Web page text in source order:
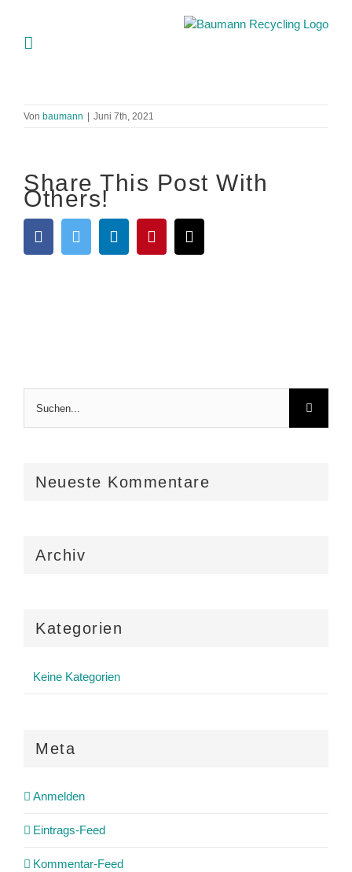
content
Von baumann Juni 7th, 2021
Share This Post With
Others!
FacebookTwitter LinkedInPinterest
Mail
nach:
Neueste Kommentare
Archiv
Kategorien
Keine Kategorien
Meta
Anmelden
Eintrags-Feed
Kommentar-Feed